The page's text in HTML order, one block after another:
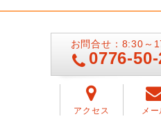
お問合せ：8:30～
0776-
アクセス メー